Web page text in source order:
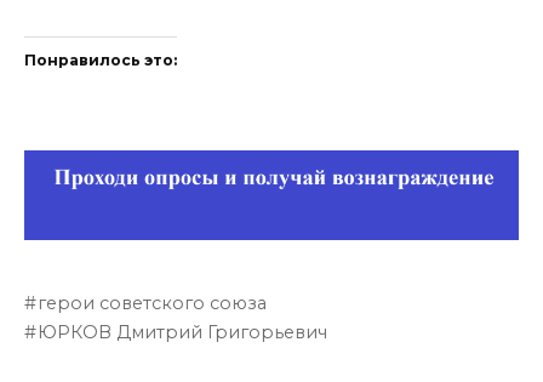
Понравилось это:
герои советского союза
ЮРКОВ Дмитрий Григорьевич